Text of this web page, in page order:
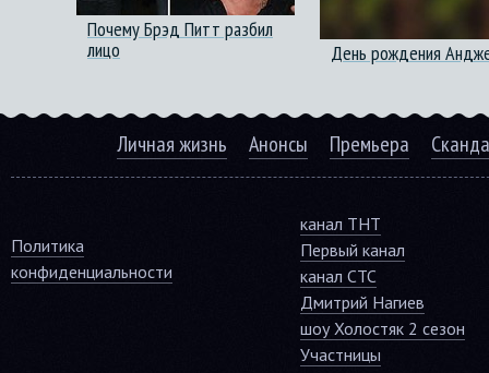
Почему Брэд Питт разбил
лицо
День рождения
Личная жизнь Анонсы Премьера
Политика
конфиденциальности
канал ТНТ
Первый канал
канал СТС
Дмитрий Нагиев
шоу Холостяк 2 сезон
Участницы